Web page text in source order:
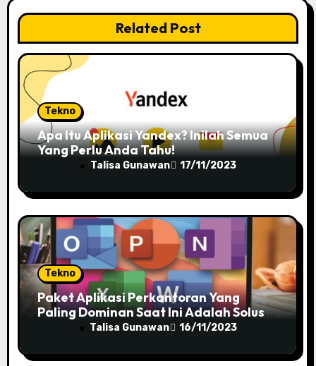
t
i
o
n
Related Post
Tekno
Apa Itu Aplikasi Yandex? Inilah Semua
Yang Perlu Anda Tahu!
Talisa Gunawan 17/11/2023
Tekno
Paket Aplikasi Perkantoran Yang
Paling Dominan Saat Ini Adalah Solusi
Tepat Untuk Produktivitas Anda!
Talisa Gunawan 16/11/2023